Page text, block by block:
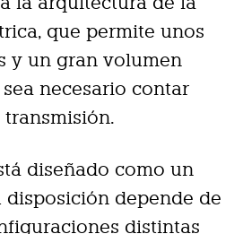
que permite unos
y un gran volumen
necesario contar
diseñado como un
disposición depende de
distintas